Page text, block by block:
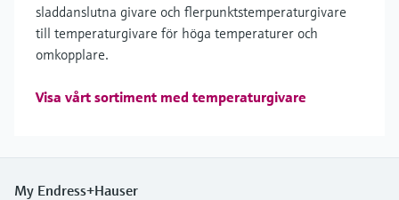
sladdanslutna givare och flerpunktstemperaturgivare
till temperaturgivare för höga temperaturer och
omkopplare.
Visa vårt sortiment med temperaturgivare
My Endress+Hauser